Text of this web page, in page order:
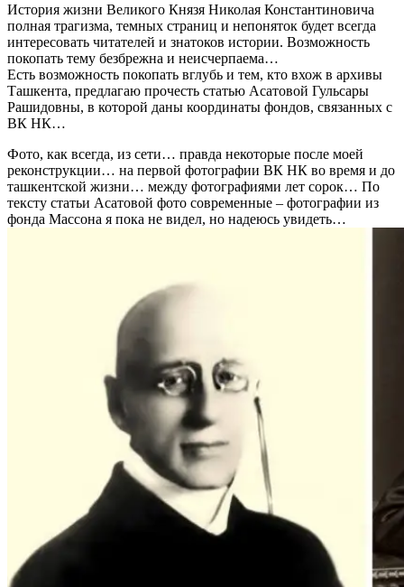
История жизни Великого Князя Николая Константиновича
полная трагизма, темных страниц и непоняток будет всегда
интересовать читателей и знатоков истории. Возможность
покопать тему безбрежна и неисчерпаема…
Есть возможность покопать вглубь и тем, кто вхож в архивы
Ташкента, предлагаю прочесть статью Асатовой Гульсары
Рашидовны, в которой даны координаты фондов, связанных с
ВК НК…
Фото, как всегда, из сети… правда некоторые после моей
реконструкции… на первой фотографии ВК НК во время и до
ташкентской жизни… между фотографиями лет сорок… По
тексту статьи Асатовой фото современные – фотографии из
фонда Массона я пока не видел, но надеюсь увидеть…